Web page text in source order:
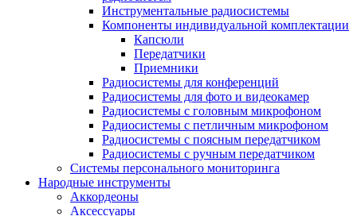
Инструментальные радиосистемы
Компоненты индивидуальной комплектации
Капсюли
Передатчики
Приемники
Радиосистемы для конференций
Радиосистемы для фото и видеокамер
Радиосистемы с головным микрофоном
Радиосистемы с петличным микрофоном
Радиосистемы с поясным передатчиком
Радиосистемы с ручным передатчиком
Системы персонального мониторинга
Народные инструменты
Аккордеоны
Аксессуары